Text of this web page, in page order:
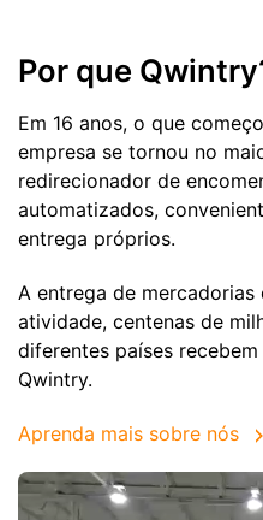
Por que
Em 16 anos, o que
empresa se tornou no
redirecionador de
automatizados,
entrega próprios.
A entrega de
atividade, centenas de
diferentes países
Qwintry.
Aprenda mais sobre nós